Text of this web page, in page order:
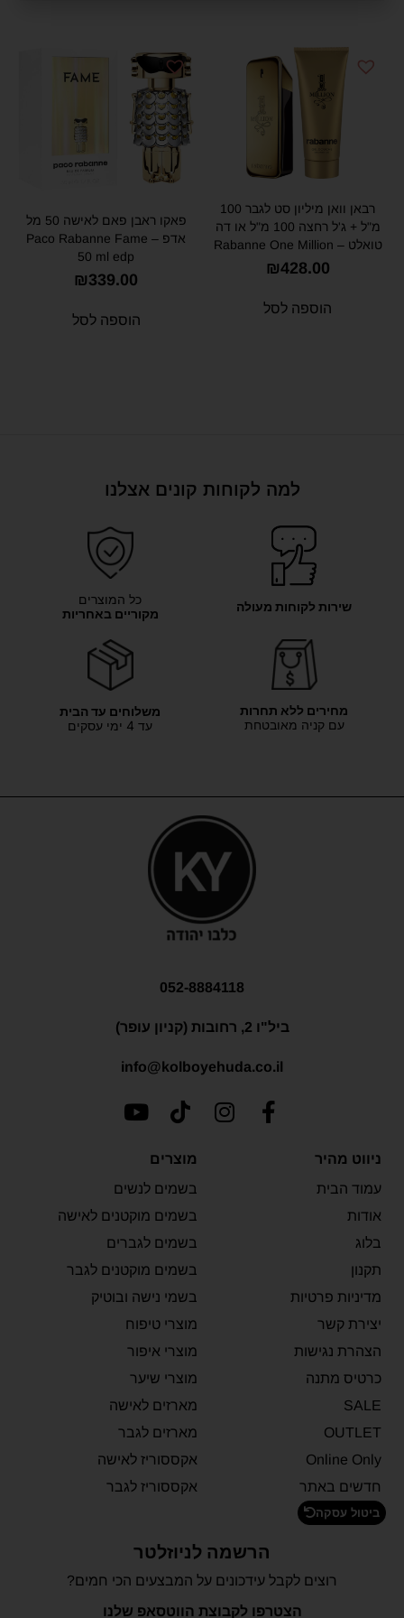
רבאן וואן מיליון סט לגבר 100
מ"ל + ג'ל רחצה 100 מ"ל או דה
טואלט – Rabanne One Million
Set for Men 100 ml + Shower
₪428.00
הוספה לסל
פאקו ראבן פאם לאישה 50 מל
אדפ – Paco Rabanne Fame
50 ml edp
₪339.00
הוספה לסל
למה לקוחות קונים אצלנו
שירות לקוחות מעולה
כל המוצרים
מקוריים באחריות
מחירים ללא תחרות
עם קניה מאובטחת
משלוחים עד הבית
עד 4 ימי עסקים
052-8884118
ביל"ו 2, רחובות (קניון עופר)
info@kolboyehuda.co.il
ניווט מהיר
עמוד הבית
אודות
בלוג
תקנון
מדיניות פרטיות
יצירת קשר
הצהרת נגישות
כרטיס מתנה
SALE
OUTLET
Online Only
חדשים באתר
ביטול עסקה
מוצרים
בשמים לנשים
בשמים מוקטנים לאישה
בשמים לגברים
בשמים מוקטנים לגבר
בשמי נישה ובוטיק
מוצרי טיפוח
מוצרי איפור
מוצרי שיער
מארזים לאישה
מארזים לגבר
אקססוריז לאישה
אקססוריז לגבר
הרשמה לניוזלטר
רוצים לקבל עידכונים על המבצעים הכי חמים?
הצטרפו לקבוצת הווטסאפ שלנו